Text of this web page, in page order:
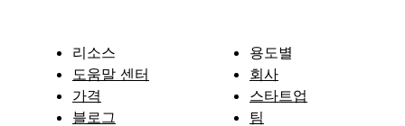
리소스
도움말 센터
가격
블로그
용도별
회사
스타트업
팀